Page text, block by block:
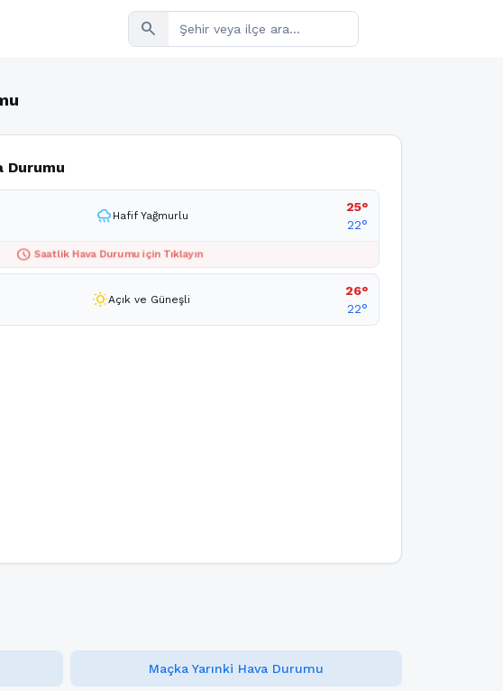
search
Durumu
rainy Hafif Yağmurlu
25°
22°
schedule Saatlik Hava Durumu için Tıklayın
wb_sunnyAçık ve Güneşli
26°
22°
Maçka Yarınki Hava Durumu